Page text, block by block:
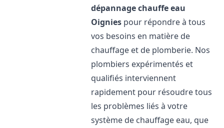
dépannage chauffe eau
Oignies pour répondre à tous
vos besoins en matière de
chauffage et de plomberie. Nos
plombiers expérimentés et
qualifiés interviennent
rapidement pour résoudre tous
les problèmes liés à votre
système de chauffage eau, que